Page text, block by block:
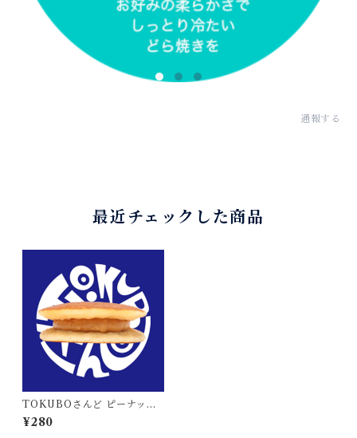
通報する
最近チェックした商品
TOKUBOさんど ピーナッツ
とピーナッツ
¥280